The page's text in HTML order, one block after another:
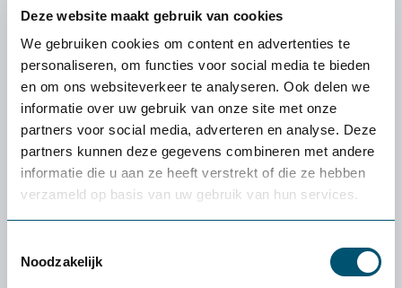
Deze website maakt gebruik van cookies
We gebruiken cookies om content en advertenties te
personaliseren, om functies voor social media te bieden
en om ons websiteverkeer te analyseren. Ook delen we
informatie over uw gebruik van onze site met onze
partners voor social media, adverteren en analyse. Deze
partners kunnen deze gegevens combineren met andere
informatie die u aan ze heeft verstrekt of die ze hebben
verzameld op basis van uw gebruik van hun services.
NoodzakelijkOffice Jumper balans ergonomische zadelkruk